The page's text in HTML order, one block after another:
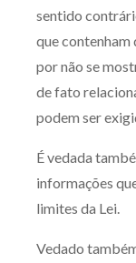
sentido
que contenham
por não se
de fato
podem ser
É vedada
informações
limites da Lei.
Vedado